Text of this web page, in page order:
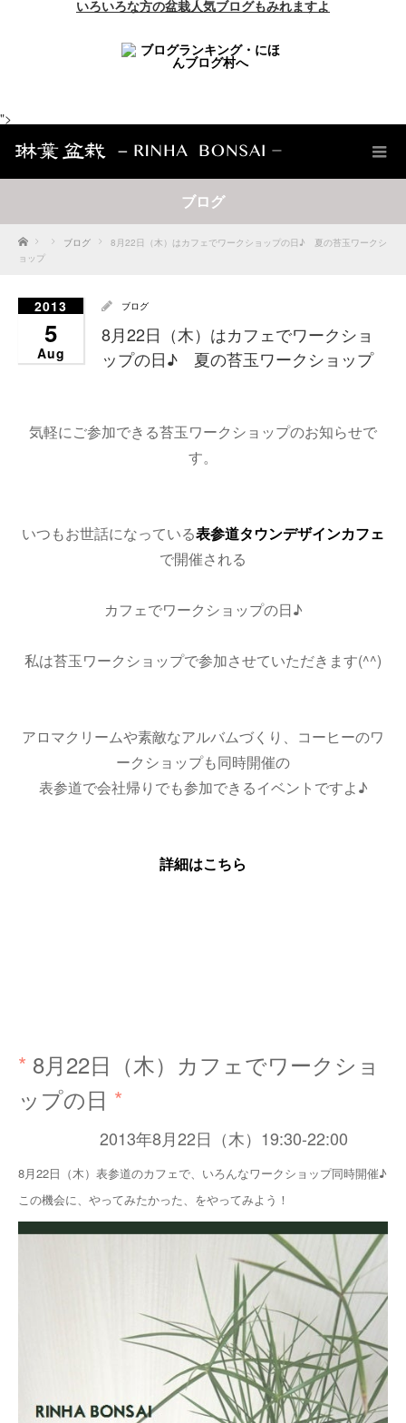
いろいろな方の盆栽人気ブログもみれますよ
">
ブログ
Home ブログ
8月22日（木）はカフェでワークショップの日♪ 夏の苔玉ワークシ
ョップ
2013
5
Aug
ブログ
8月22日（木）はカフェでワークショ
ップの日♪ 夏の苔玉ワークショップ
気軽にご参加できる苔玉ワークショップのお知らせで
す。
いつもお世話になっている表参道タウンデザインカフェ
で開催される
カフェでワークショップの日♪
私は苔玉ワークショップで参加させていただきます(^^)
アロマクリームや素敵なアルバムづくり、コーヒーのワ
ークショップも同時開催の
表参道で会社帰りでも参加できるイベントですよ♪
詳細はこちら
* 8月22日（木）カフェでワークショ
ップの日 *
2013年8月22日（木）19:30-22:00
8月22日（木）表参道のカフェで、いろんなワークショップ同時開催♪
この機会に、やってみたかった、をやってみよう！